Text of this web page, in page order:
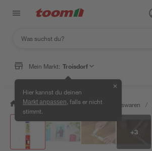
Mein Markt: Troisdorf
Hier kannst du deinen
Markt anpassen , falls er nicht
stimmt.
✕
/ Wohnen & Haushalt / Haushaltswaren /
+3